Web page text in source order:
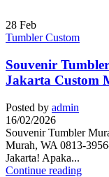
28 Feb
Tumbler Custom
Souvenir
Jakarta Custom
Posted by admin
16/02/2026
Souvenir Tumbler
Murah, WA 0813-
Jakarta! Apaka...
Continue reading